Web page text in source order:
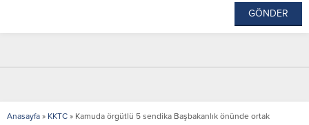
Anasayfa » KKTC » Kamuda örgütlü 5 sendika Başbakanlık önünde ortak